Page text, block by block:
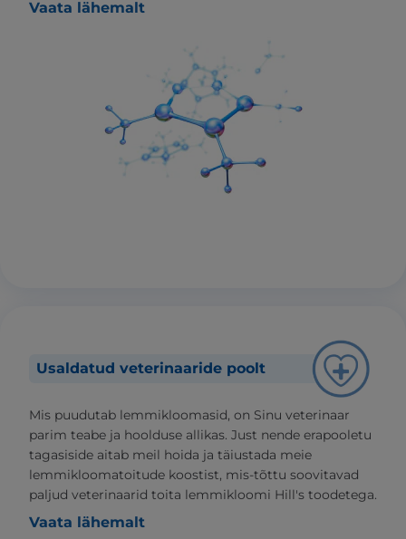
Vaata lähemalt
Usaldatud veterinaaride poolt
Mis puudutab lemmikloomasid, on Sinu veterinaar
parim teabe ja hoolduse allikas. Just nende erapooletu
tagasiside aitab meil hoida ja täiustada meie
lemmikloomatoitude koostist, mis-tõttu soovitavad
paljud veterinaarid toita lemmikloomi Hill's toodetega.
Vaata lähemalt